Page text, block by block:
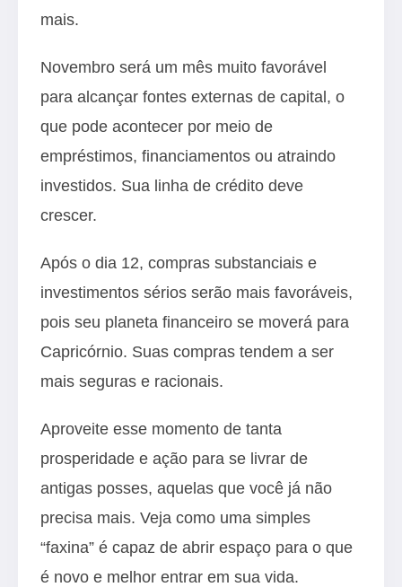
mais.
Novembro será um mês muito favorável
para alcançar fontes externas de capital, o
que pode acontecer por meio de
empréstimos, financiamentos ou atraindo
investidos. Sua linha de crédito deve
crescer.
Após o dia 12, compras substanciais e
investimentos sérios serão mais favoráveis,
pois seu planeta financeiro se moverá para
Capricórnio. Suas compras tendem a ser
mais seguras e racionais.
Aproveite esse momento de tanta
prosperidade e ação para se livrar de
antigas posses, aquelas que você já não
precisa mais. Veja como uma simples
“faxina” é capaz de abrir espaço para o que
é novo e melhor entrar em sua vida.